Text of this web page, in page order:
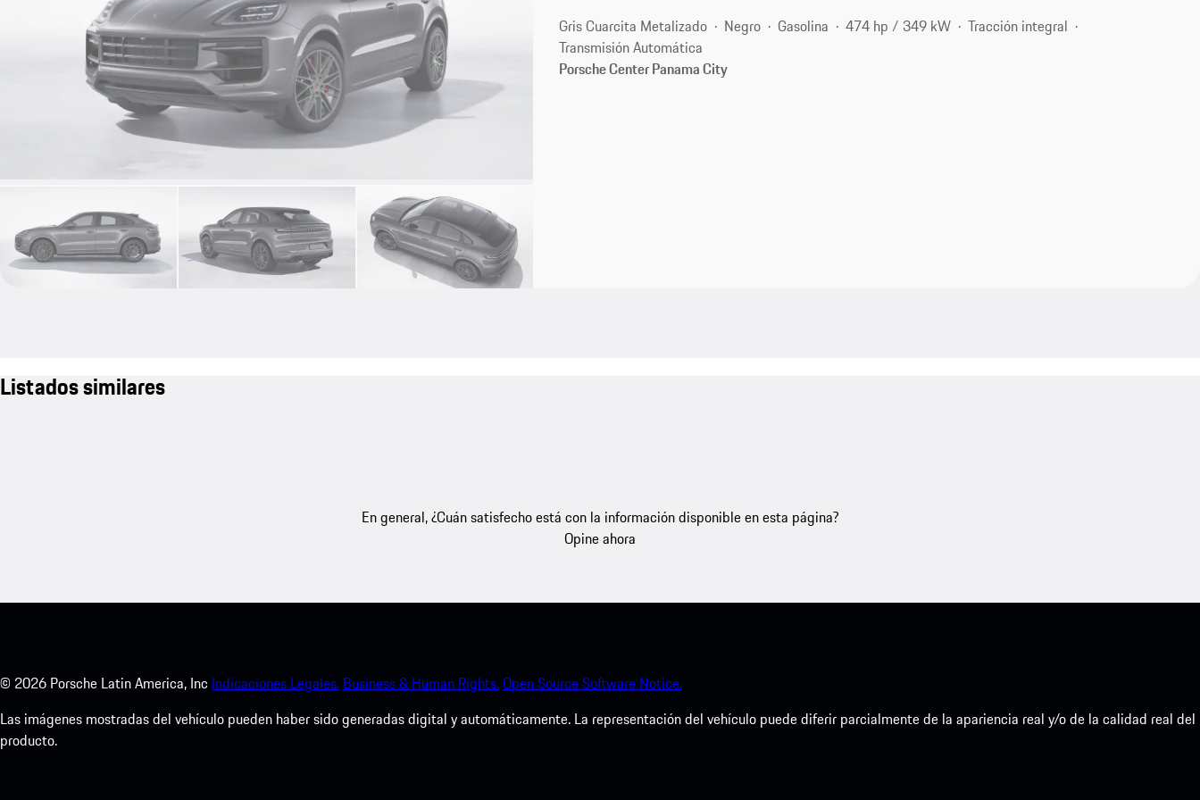
Gris Cuarcita Metalizado Negro Gasolina 474 hp / 349 kW
Tracción integral
Transmisión Automática
Porsche Center Panama City
Listados similares
En general, ¿Cuán satisfecho está con la información disponible en esta página?
Opine ahora
© 2026 Porsche Latin America, Inc Indicaciones Legales. Business & Human Rights.Open Source Software Notice.
Las imágenes mostradas del vehículo pueden haber sido generadas digital y automáticamente. La representación del vehículo puede diferir parcialmente de la apariencia real y/o de la calidad real del
producto.